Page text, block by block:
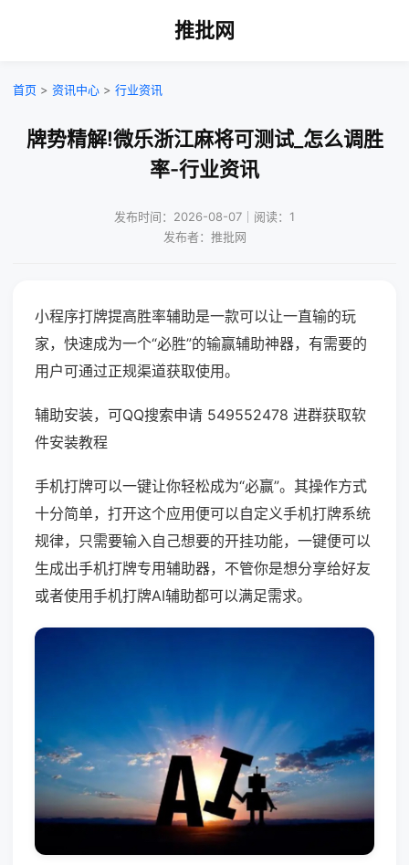
推批网
首页 > 资讯中心 > 行业资讯
牌势精解!微乐浙江麻将可测试_怎么调胜
率-行业资讯
发布时间：2026-08-07｜阅读：1
发布者：推批网
小程序打牌提高胜率辅助是一款可以让一直输的玩
家，快速成为一个“必胜”的输赢辅助神器，有需要的
用户可通过正规渠道获取使用。
辅助安装，可QQ搜索申请 549552478 进群获取软
件安装教程
手机打牌可以一键让你轻松成为“必赢”。其操作方式
十分简单，打开这个应用便可以自定义手机打牌系统
规律，只需要输入自己想要的开挂功能，一键便可以
生成出手机打牌专用辅助器，不管你是想分享给好友
或者使用手机打牌AI辅助都可以满足需求。